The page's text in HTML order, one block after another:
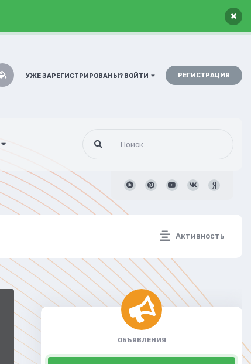
×
УЖЕ ЗАРЕГИСТРИРОВАНЫ? ВОЙТИ РЕГИСТРАЦИЯ
Активность
ОБЪЯВЛЕНИЯ